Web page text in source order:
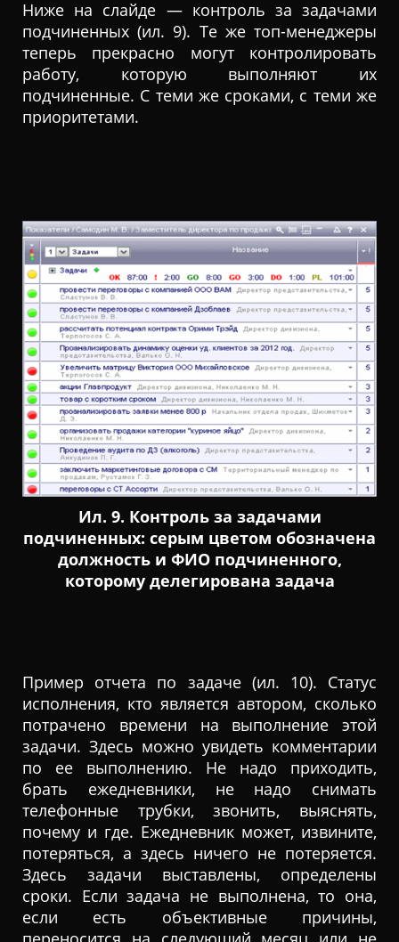
Ниже на слайде — контроль за задачами
подчиненных (ил. 9). Те же топ-менеджеры
теперь прекрасно могут контролировать
работу, которую выполняют их
подчиненные. С теми же сроками, с теми же
приоритетами.
Ил. 9. Контроль за задачами
подчиненных: серым цветом обозначена
должность и ФИО подчиненного,
которому делегирована задача
Пример отчета по задаче (ил. 10). Статус
исполнения, кто является автором, сколько
потрачено времени на выполнение этой
задачи. Здесь можно увидеть комментарии
по ее выполнению. Не надо приходить,
брать ежедневники, не надо снимать
телефонные трубки, звонить, выяснять,
почему и где. Ежедневник может, извините,
потеряться, а здесь ничего не потеряется.
Здесь задачи выставлены, определены
сроки. Если задача не выполнена, то она,
если есть объективные причины,